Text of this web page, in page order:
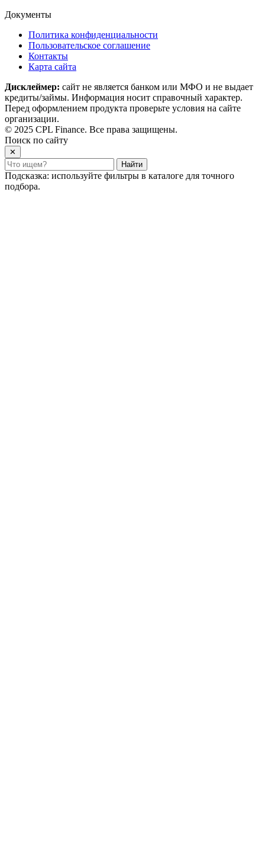
Документы
Политика конфиденциальности
Пользовательское соглашение
Контакты
Карта сайта
Дисклеймер: сайт не является банком или МФО и не выдает
кредиты/займы. Информация носит справочный характер.
Перед оформлением продукта проверьте условия на сайте
организации.
© 2025 CPL Finance. Все права защищены.
Поиск по сайту
✕
Найти
Подсказка: используйте фильтры в каталоге для точного
подбора.